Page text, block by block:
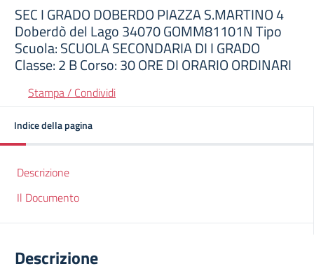
SEC I GRADO DOBERDO PIAZZA S.MARTINO 4
Doberdò del Lago 34070 GOMM81101N Tipo
Scuola: SCUOLA SECONDARIA DI I GRADO
Classe: 2 B Corso: 30 ORE DI ORARIO ORDINARI
Stampa / Condividi
Indice della pagina
Descrizione
Il Documento
Descrizione